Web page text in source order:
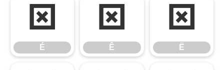
É
É
Ê
Ê
Ë
Ë